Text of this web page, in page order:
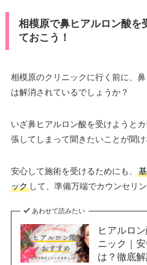
相模原で鼻ヒアルロン酸を
ておこう！
相模原のクリニックに行く前に、
は解消されているでしょうか？
いざ鼻ヒアルロン酸を受けようと
張してしまって聞きたいことが聞け
安心して施術を受けるためにも、
ックして、準備万端でカウンセリ
あわせて読みたい
ヒアルロ
ニック｜
は？徹底解